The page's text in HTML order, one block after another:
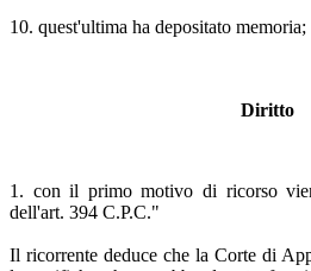
10. quest'ultima ha depositato memoria;
Diritto
1. con il primo motivo di ricorso
dell'art. 394 C.P.C."
Il ricorrente deduce che la Corte di